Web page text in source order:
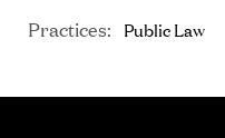
Practices: Public Law